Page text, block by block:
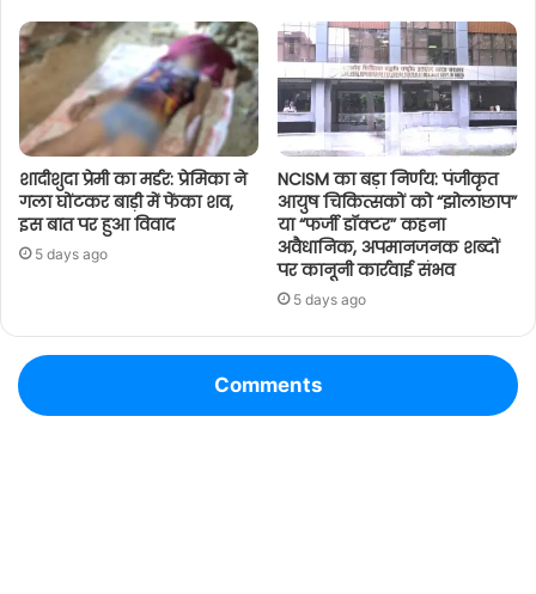
शादीशुदा प्रेमी का मर्डर: प्रेमिका ने
गला घोंटकर बाड़ी में फेंका शव,
इस बात पर हुआ विवाद
5 days ago
NCISM का बड़ा निर्णय: पंजीकृत
आयुष चिकित्सकों को “झोलाछाप”
या “फर्जी डॉक्टर” कहना
अवैधानिक, अपमानजनक शब्दों
पर कानूनी कार्रवाई संभव
5 days ago
Comments